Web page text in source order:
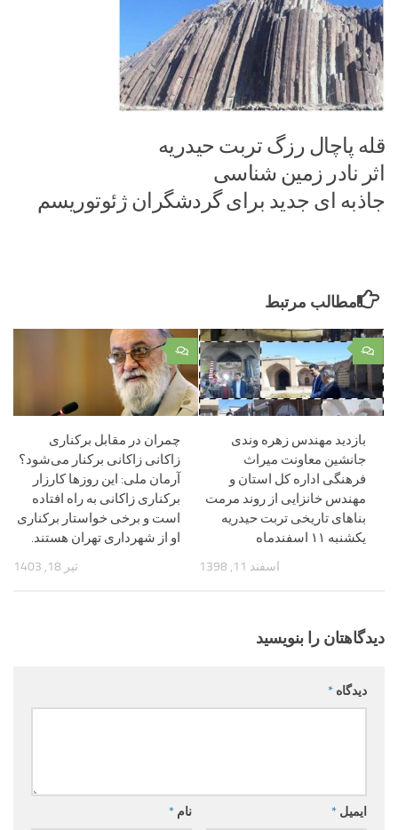
قله پاچال رزگ تربت حیدریه
اثر نادر زمین شناسی
جاذبه ای جدید برای گردشگران ژئوتوریسم
مطالب مرتبط
۰
چمران در مقابل برکناری
زاکانی زاکانی برکنار می‌شود؟
آرمان ملی: این روزها کارزار
برکناری زاکانی به راه افتاده
است و برخی خواستار برکناری
او از شهرداری تهران هستند.
تیر 18, 1403
۰
بازدید مهندس زهره وندی
جانشین معاونت میراث
فرهنگی اداره کل استان و
مهندس خانزایی از روند مرمت
بناهای تاریخی تربت حیدریه
یکشنبه ۱۱ اسفندماه
اسفند 11, 1398
دیدگاهتان را بنویسید
دیدگاه *
نام * ایمیل *